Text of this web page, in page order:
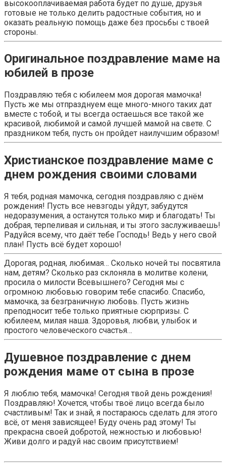
высокооплачиваемая работа будет по душе, друзья
готовые не только делить радостные события, но и
оказать реальную помощь даже без просьбы с твоей
стороны.
Оригинальное поздравление маме на
юбилей в прозе
Поздравляю тебя с юбилеем моя дорогая мамочка!
Пусть же мы отпразднуем еще много-много таких дат
вместе с тобой, и ты всегда остаешься все такой же
красивой, любимой и самой лучшей мамой на свете. С
праздником тебя, пусть он пройдет наилучшим образом!
Христианское поздравление маме с
днем рождения своими словами
Я тебя, родная мамочка, сегодня поздравляю с днём
рождения! Пусть все невзгоды уйдут, забудутся
недоразумения, а останутся только мир и благодать! Ты
добрая, терпеливая и сильная, и ты этого заслуживаешь!
Радуйся всему, что даёт тебе Господь! Ведь у него свой
план! Пусть всё будет хорошо!
Дорогая, родная, любимая… Сколько ночей ты посвятила
нам, детям? Сколько раз склоняла в молитве колени,
просила о милости Всевышнего? Сегодня мы с
огромною любовью говорим тебе спасибо. Спасибо,
мамочка, за безграничную любовь. Пусть жизнь
преподносит тебе только приятные сюрпризы. С
юбилеем, милая наша. Здоровья, любви, улыбок и
простого человеческого счастья…
Душевное поздравление с днем
рождения маме от сына в прозе
Я люблю тебя, мамочка! Сегодня твой день рождения!
Поздравляю! Хочется, чтобы твоё лицо всегда было
счастливым! Так и знай, я постараюсь сделать для этого
всё, от меня зависящее! Буду очень рад этому! Ты
прекрасна своей добротой, нежностью и любовью!
Живи долго и радуй нас своим присутствием!